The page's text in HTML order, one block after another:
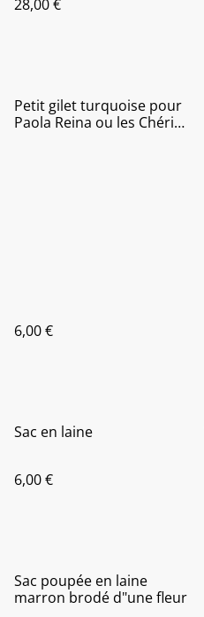
28,00 €
Petit gilet turquoise pour
Paola Reina ou les Chéries
6,00 €
Sac en laine
6,00 €
Sac poupée en laine
marron brodé d"une fleur